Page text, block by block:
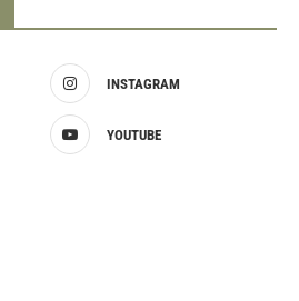
INSTAGRAM
YOUTUBE